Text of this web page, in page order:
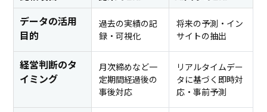
データの活用
目的
過去の実績の記
録・可視化
将来の予測・イン
サイトの抽出
経営判断のタ
イミング
月次締めなど一
定期間経過後の
事後対応
リアルタイムデー
タに基づく即時対
応・事前予測